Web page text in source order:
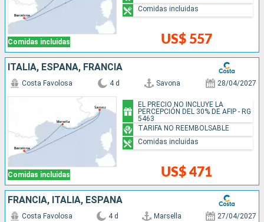
Comidas incluidas US$ 557
Comidas incluidas
ITALIA, ESPAÑA, FRANCIA
Comidas incluidas
Costa Favolosa 4 d Savona 28/04/2027
US$ 471
EL PRECIO NO INCLUYE LA
PERCEPCIÓN DEL 30% DE AFIP - RG
5463
TARIFA NO REEMBOLSABLE
Comidas incluidas
FRANCIA, ITALIA, ESPAÑA
Costa Favolosa 4 d Marsella 27/04/2027